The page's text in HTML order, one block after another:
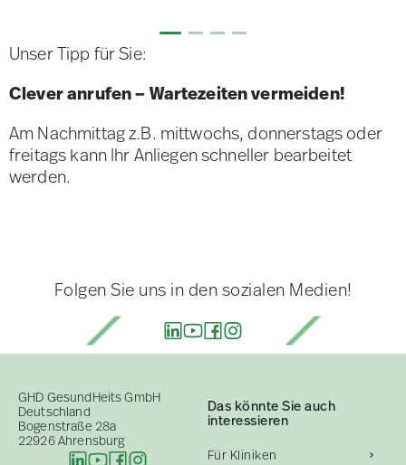
Unser Tipp für Sie:
Clever anrufen – Wartezeiten vermeiden!
Am Nachmittag z.B. mittwochs, donnerstags oder
freitags kann Ihr Anliegen schneller bearbeitet
werden.
Folgen Sie uns in den sozialen Medien!
GHD GesundHeits GmbH
Deutschland
Bogenstraße 28a
22926 Ahrensburg
Das könnte Sie auch
interessieren
Für Kliniken